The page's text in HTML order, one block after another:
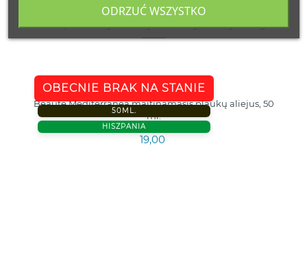
16 inne produkty należące do tej samej kategorii:
OBECNIE BRAK NA STANIE
50ML.
HISZPANIA
Beaute Mediterranea maitinamasis plaukų aliejus, 50
ml.
19,00
ODRZUĆ WSZYSTKO